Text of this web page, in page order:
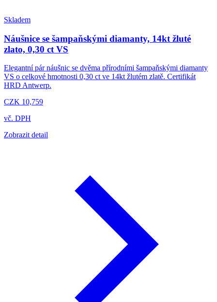
Skladem
Náušnice se šampaňskými diamanty, 14kt žluté
zlato, 0,30 ct VS
Elegantní pár náušnic se dvěma přírodními šampaňskými diamanty
VS o celkové hmotnosti 0,30 ct ve 14kt žlutém zlatě. Certifikát
HRD Antwerp.
CZK 10,759
vč. DPH
Zobrazit detail